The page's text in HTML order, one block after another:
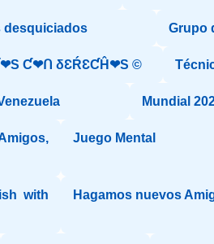
desquiciados Grupo
Ƈ❤ᑎ δƐŔƐƇĤ❤S ©️
Mundial
Juego Mental
with
Hagamos nuevos